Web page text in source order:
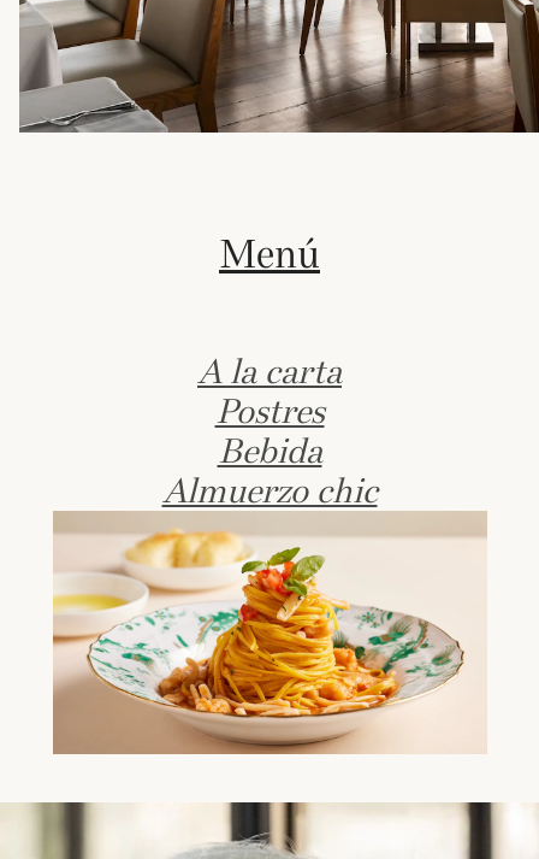
Menú
A la carta
Postres
Bebida
Almuerzo chic